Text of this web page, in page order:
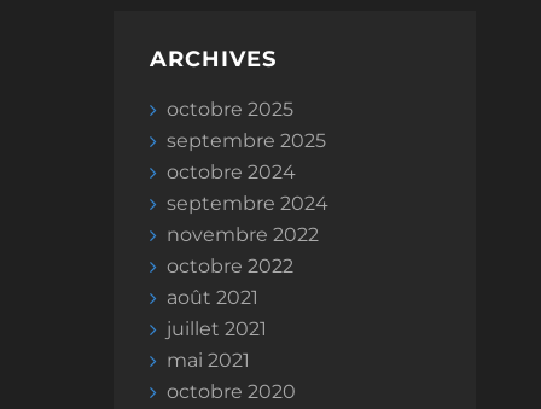
ARCHIVES
octobre 2025
septembre 2025
octobre 2024
septembre 2024
novembre 2022
octobre 2022
août 2021
juillet 2021
mai 2021
octobre 2020